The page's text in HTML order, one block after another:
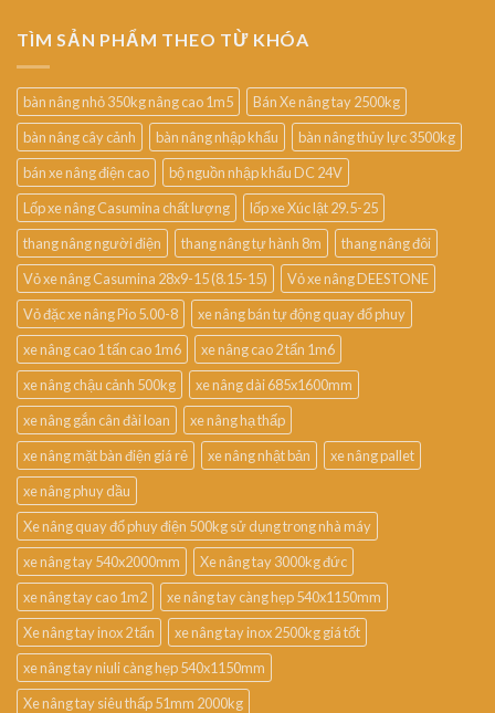
TÌM SẢN PHẨM THEO TỪ KHÓA
bàn nâng nhỏ 350kg nâng cao 1m5
Bán Xe nâng tay 2500kg
bàn nâng cây cảnh
bàn nâng nhập khẩu
bàn nâng thủy lực 3500kg
bán xe nâng điện cao
bộ nguồn nhập khẩu DC 24V
Lốp xe nâng Casumina chất lượng
lốp xe Xúc lật 29.5-25
thang nâng người điện
thang nâng tự hành 8m
thang nâng đôi
Vỏ xe nâng Casumina 28x9-15 (8.15-15)
Vỏ xe nâng DEESTONE
Vỏ đặc xe nâng Pio 5.00-8
xe nâng bán tự động quay đổ phuy
xe nâng cao 1 tấn cao 1m6
xe nâng cao 2 tấn 1m6
xe nâng chậu cảnh 500kg
xe nâng dài 685x1600mm
xe nâng gắn cân đài loan
xe nâng hạ thấp
xe nâng mặt bàn điện giá rẻ
xe nâng nhật bản
xe nâng pallet
xe nâng phuy dầu
Xe nâng quay đổ phuy điện 500kg sử dụng trong nhà máy
xe nâng tay 540x2000mm
Xe nâng tay 3000kg đức
xe nâng tay cao 1m2
xe nâng tay càng hẹp 540x1150mm
Xe nâng tay inox 2 tấn
xe nâng tay inox 2500kg giá tốt
xe nâng tay niuli càng hẹp 540x1150mm
Xe nâng tay siêu thấp 51mm 2000kg